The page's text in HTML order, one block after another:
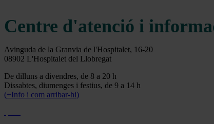
Centre d'atenció i
Avinguda de la Granvia de l'Hospitalet, 16-20
08902 L'Hospitalet del Llobregat
De dilluns a divendres, de 8 a 20 h
Dissabtes, diumenges i festius, de 9 a 14 h
(+Info i com arribar-hi)